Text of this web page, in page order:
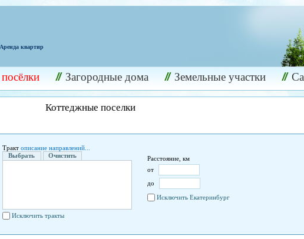
Аренда квартир
Загородные дома Земельные участки
Коттеджные поселки
Тракт описание направлений...
Выбрать
Очистить
Исключить тракты
Расстояние, км
от
до
Исключить Екатеринбург